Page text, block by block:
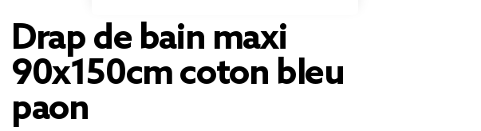
Drap de bain maxi
90x150cm coton bleu
paon